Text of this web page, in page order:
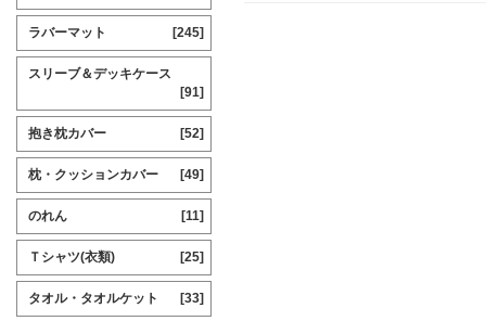
ラバーマット [245]
スリーブ＆デッキケース
[91]
抱き枕カバー [52]
枕・クッションカバー [49]
のれん [11]
Ｔシャツ(衣類) [25]
タオル・タオルケット [33]